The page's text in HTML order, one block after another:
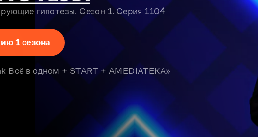
гипотезы. Сезон 1. Серия 1104
1 сезона
Всё в одном + START + AMEDIATEKA»